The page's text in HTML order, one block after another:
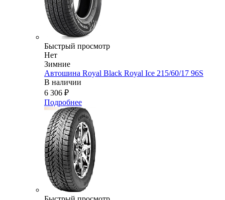
Быстрый просмотр
Нет
Зимние
Автошина Royal Black Royal Ice 215/60/17 96S
В наличии
6 306 ₽
Подробнее